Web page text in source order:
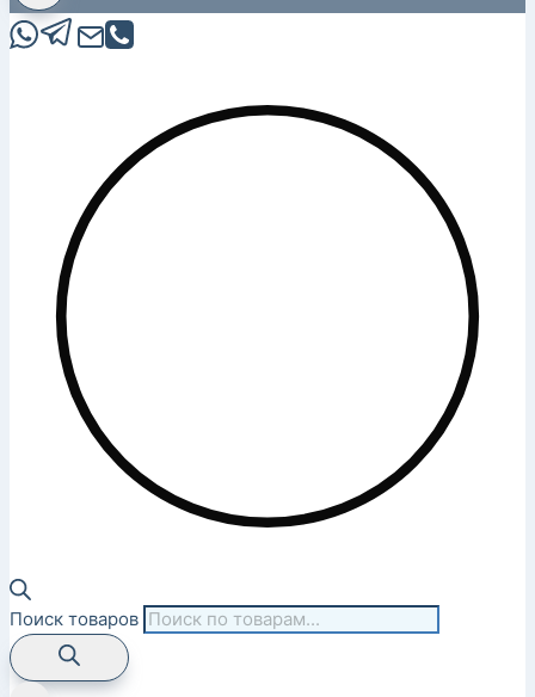
Поиск товаров